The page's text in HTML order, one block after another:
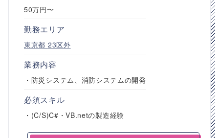
50万円〜
勤務エリア
東京都 23区外
業務内容
・防災システム、消防システムの開発
必須スキル
・(C/S)C#・VB.netの製造経験